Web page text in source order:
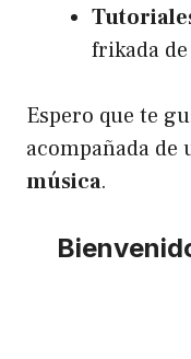
frikada
Espero que te
acompañada de
música.